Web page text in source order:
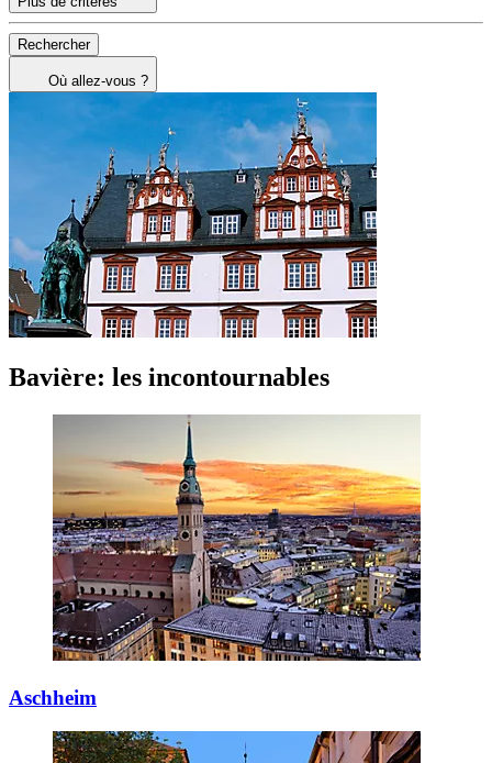
Rechercher
Où allez-vous ?
Bavière: les incontournables
Aschheim